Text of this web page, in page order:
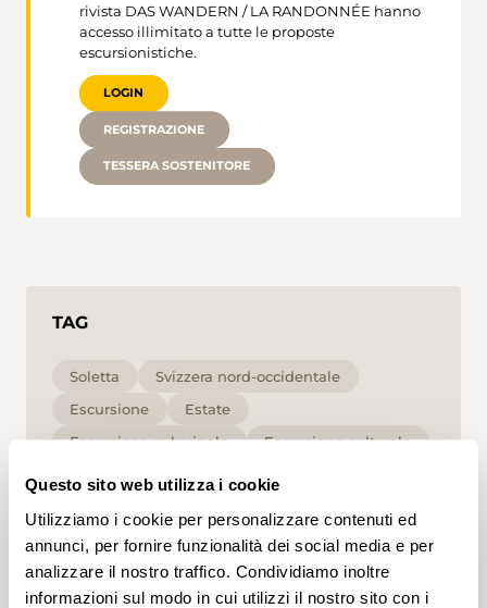
Questo sito web utilizza i cookie
Utilizziamo i cookie per personalizzare contenuti ed
annunci, per fornire funzionalità dei social media e per
analizzare il nostro traffico. Condividiamo inoltre
informazioni sul modo in cui utilizzi il nostro sito con i
rivista DAS WANDERN / LA RANDONNÉE hanno
accesso illimitato a tutte le proposte
escursionistiche.
LOGIN
REGISTRAZIONE
TESSERA SOSTENITORE
TAG
Soletta
Svizzera nord-occidentale
Escursione
Estate
Escursione sul crinale
Escursione culturale
Cliccando su un tag, puoi aggiungerlo al tuo
account e ottenere contenuti personalizzati in base
ai tuoi interessi. I tag possono essere salvati solo in
un account.